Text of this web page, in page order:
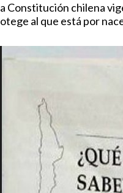
Constitución chilena
al que está por